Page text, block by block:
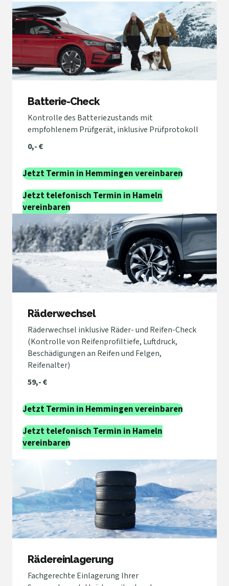
Batterie-Check
Kontrolle des Batteriezustands mit
empfohlenem Prüfgerät, inklusive Prüfprotokoll
0,- €
Jetzt Termin in Hemmingen vereinbaren
Jetzt telefonisch Termin in Hameln
vereinbaren
Räderwechsel
Räderwechsel inklusive Räder- und Reifen-Check
(Kontrolle von Reifenprofiltiefe, Luftdruck,
Beschädigungen an Reifen und Felgen,
Reifenalter)
59,- €
Jetzt Termin in Hemmingen vereinbaren
Jetzt telefonisch Termin in Hameln
vereinbaren
Rädereinlagerung
Fachgerechte Einlagerung Ihrer